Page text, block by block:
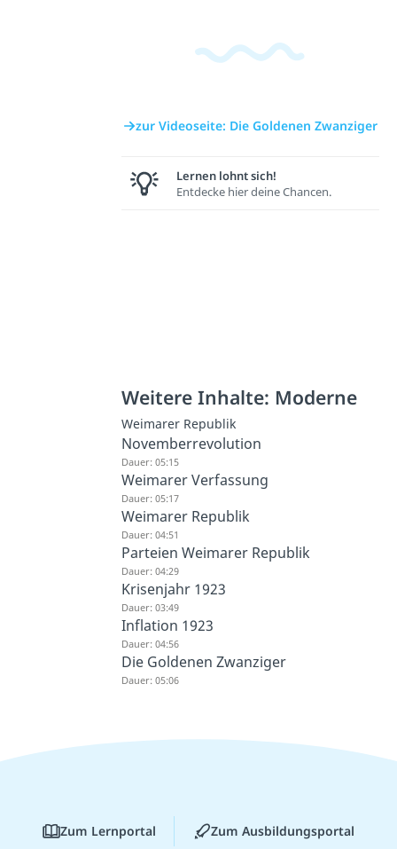
zur Videoseite: Die Goldenen Zwanziger
Lernen lohnt sich!
Entdecke hier deine Chancen.
Weitere Inhalte: Moderne
Weimarer Republik
Novemberrevolution
Dauer: 05:15
Weimarer Verfassung
Dauer: 05:17
Weimarer Republik
Dauer: 04:51
Parteien Weimarer Republik
Dauer: 04:29
Krisenjahr 1923
Dauer: 03:49
Inflation 1923
Dauer: 04:56
Die Goldenen Zwanziger
Dauer: 05:06
Zum Lernportal Zum Ausbildungsportal